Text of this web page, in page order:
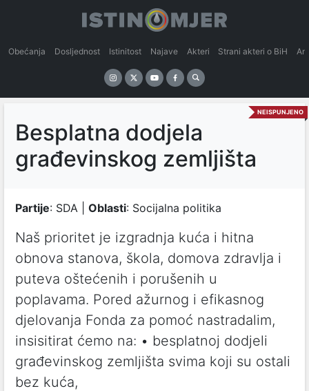
Obećanja Dosljednost Istinitost Najave Akteri Strani akteri o BiH
NEISPUNJENO
Besplatna dodjela
građevinskog zemljišta
Partije: SDA | Oblasti: Socijalna politika
Naš prioritet je izgradnja kuća i hitna
obnova stanova, škola, domova zdravlja i
puteva oštećenih i porušenih u
poplavama. Pored ažurnog i efikasnog
djelovanja Fonda za pomoć nastradalim,
insisitirat ćemo na: • besplatnoj dodjeli
građevinskog zemljišta svima koji su ostali
bez kuća,